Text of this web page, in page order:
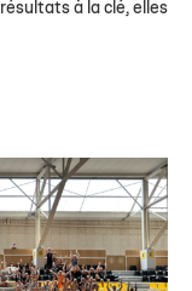
à la clé, elles